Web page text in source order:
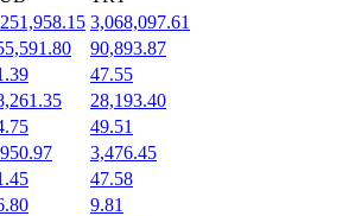
3,068,097.61
90,893.87
47.55
28,193.40
49.51
3,476.45
47.58
9.81